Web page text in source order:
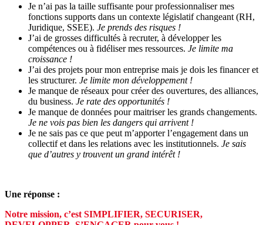
Je n’ai pas la taille suffisante pour professionnaliser mes
fonctions supports dans un contexte législatif changeant (RH,
Juridique, SSEE). Je prends des risques !
J’ai de grosses difficultés à recruter, à développer les
compétences ou à fidéliser mes ressources. Je limite ma
croissance !
J’ai des projets pour mon entreprise mais je dois les financer et
les structurer. Je limite mon développement !
Je manque de réseaux pour créer des ouvertures, des alliances,
du business. Je rate des opportunités !
Je manque de données pour maitriser les grands changements.
Je ne vois pas bien les dangers qui arrivent !
Je ne sais pas ce que peut m’apporter l’engagement dans un
collectif et dans les relations avec les institutionnels. Je sais
que d’autres y trouvent un grand intérêt !
Une réponse :
Notre mission, c’est SIMPLIFIER, SECURISER,